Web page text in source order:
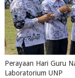
Perayaan Hari Guru
Laboratorium UNP